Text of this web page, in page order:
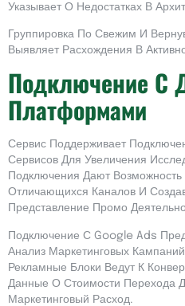
Указывает О Недостатках В
Группировка По Свежим И
Выявляет Расхождения В
Подключение С
Платформами
Сервис Поддерживает
Сервисов Для Увеличения
Подключения Дают
Отличающихся Каналов И
Представление Промо
Подключение С Google Ads
Анализ Маркетинговых
Рекламные Блоки Ведут К
Данные О Стоимости Перехода
Маркетинговый Расход.